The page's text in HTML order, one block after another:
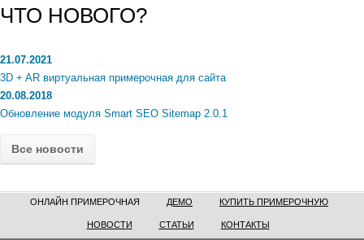
ЧТО НОВОГО?
21.07.2021
3D + AR виртуальная примерочная для сайта
20.08.2018
Обновление модуля Smart SEO Sitemap 2.0.1
Все новости
ОНЛАЙН ПРИМЕРОЧНАЯ ДЕМО КУПИТЬ ПРИМЕРОЧНУЮ
НОВОСТИ СТАТЬИ КОНТАКТЫ